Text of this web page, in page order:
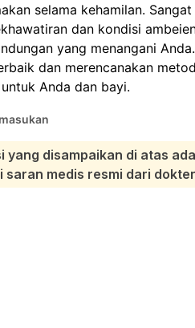
selama kehamilan.
dan kondisi
yang menangani
dan merencanakan
Anda dan bayi.
masukan
yang disampaikan di atas
saran medis resmi dari